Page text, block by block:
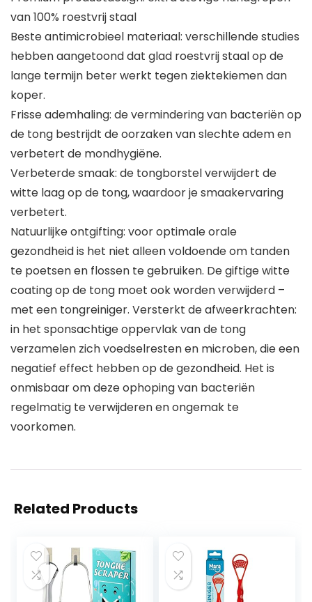
van 100% roestvrij staal
Beste antimicrobieel materiaal: verschillende studies
hebben aangetoond dat glad roestvrij staal op de
lange termijn beter werkt tegen ziektekiemen dan
koper.
Frisse ademhaling: de vermindering van bacteriën op
de tong bestrijdt de oorzaken van slechte adem en
verbetert de mondhygiëne.
Verbeterde smaak: de tongborstel verwijdert de
witte laag op de tong, waardoor je smaakervaring
verbetert.
Natuurlijke ontgifting: voor optimale orale
gezondheid is het niet alleen voldoende om tanden
te poetsen en flossen te gebruiken. De giftige witte
coating op de tong moet ook worden verwijderd –
met een tongreiniger. Versterkt de afweerkrachten:
in het sponsachtige oppervlak van de tong
verzamelen zich voedselresten en microben, die een
negatief effect hebben op de gezondheid. Het is
onmisbaar om deze ophoping van bacteriën
regelmatig te verwijderen en ongemak te
voorkomen.
Related Products